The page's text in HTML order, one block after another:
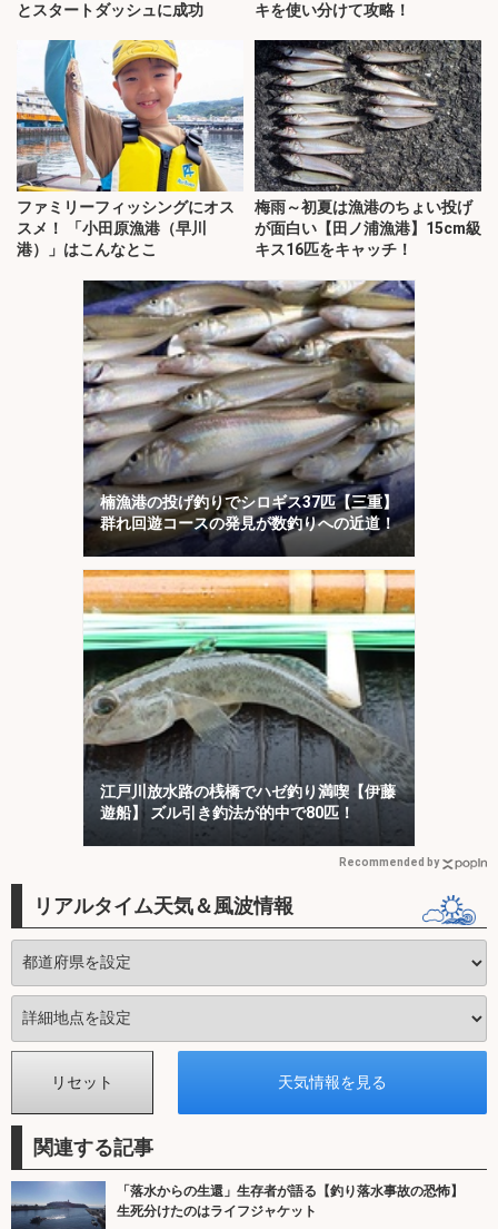
とスタートダッシュに成功
キを使い分けて攻略！
ファミリーフィッシングにオス
スメ！ 「小田原漁港（早川
港）」はこんなとこ
梅雨～初夏は漁港のちょい投げ
が面白い【田ノ浦漁港】15cm級
キス16匹をキャッチ！
楠漁港の投げ釣りでシロギス37匹【三重】
群れ回遊コースの発見が数釣りへの近道！
江戸川放水路の桟橋でハゼ釣り満喫【伊藤
遊船】 ズル引き釣法が的中で80匹！
Recommended by
リアルタイム天気＆風波情報
関連する記事
「落水からの生還」生存者が語る【釣り落水事故の恐怖】
生死分けたのはライフジャケット